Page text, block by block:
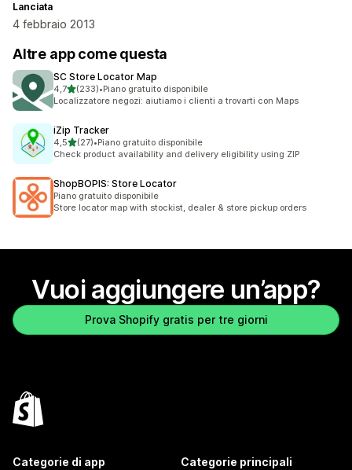
Lanciata
4 febbraio 2013
Altre app come questa
SC Store Locator Map
4,7stelle su 5
(233)
233 recensioni totali
•Piano gratuito disponibile
Localizzatore negozi: aiutiamo i clienti a trovarti con Maps
iZip Tracker
4,5stelle su 5
(27)
27 recensioni totali
•Piano gratuito disponibile
Check product availability and delivery eligibility using ZIP
ShopBOPIS: Store Locator
Piano gratuito disponibile
Store locator map with stockist, dealer & store pickup orders
Vuoi aggiungere un’app?
Prova Shopify gratis per tre giorni
Categorie di app Categorie principali